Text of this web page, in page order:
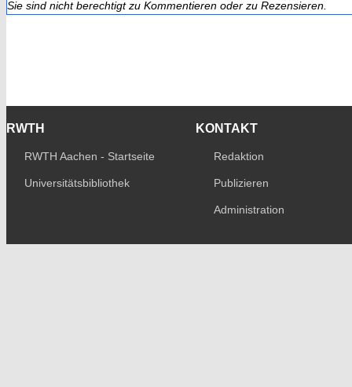
Sie sind nicht berechtigt zu Kommentieren oder zu Rezensieren.
RWTH
RWTH Aachen - Startseite
Universitätsbibliothek
KONTAKT
Redaktion
Publizieren
Administration